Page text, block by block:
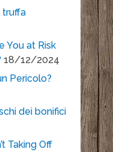
truffa
You at Risk
18/12/2024
Pericolo?
dei bonifici
Taking Off